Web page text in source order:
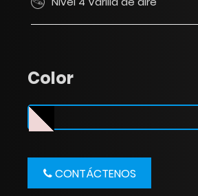
Color
CONTÁCTENOS